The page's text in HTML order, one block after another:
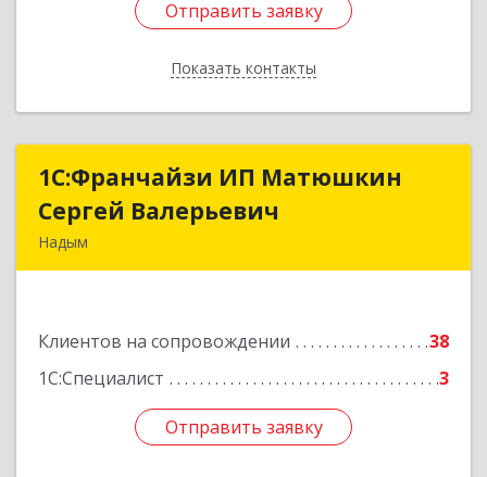
Отправить заявку
Показать контакты
Отправить заявку
Назад
1С:Франчайзи ИП Матюшкин
Сергей Валерьевич
Надым
Клиентов на сопровождении
38
1С:Специалист
3
Отправить заявку
1С:Франчайзи ИП Матюшкин
Сергей Валерьевич
Подробнее
Отправить заявку